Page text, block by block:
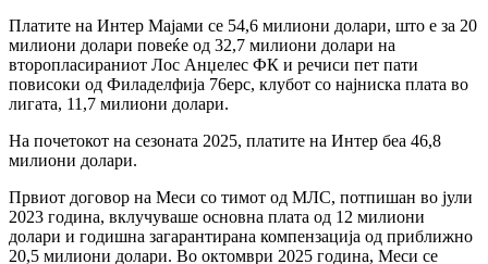
Платите на Интер Мајами се 54,6 милиони долари, што е за 20
милиони долари повеќе од 32,7 милиони долари на
второпласираниот Лос Анџелес ФК и речиси пет пати
повисоки од Филаделфија 76ерс, клубот со најниска плата во
лигата, 11,7 милиони долари.
На почетокот на сезоната 2025, платите на Интер беа 46,8
милиони долари.
Првиот договор на Меси со тимот од МЛС, потпишан во јули
2023 година, вклучуваше основна плата од 12 милиони
долари и годишна загарантирана компензација од приближно
20,5 милиони долари. Во октомври 2025 година, Меси се